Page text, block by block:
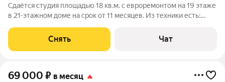
Сдаётся студия площадью 18 кв.м. с евроремонтом на 19 этаже
в 21-этажном доме на срок от 11 месяцев. Из техники есть:
Микроволновка Дом -
Снять Чат
69 000 ₽ в месяц